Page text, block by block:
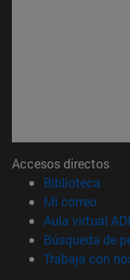
Accesos directos
Biblioteca
Mi correo(abre
Aula virtual ADI
Búsqueda de
Trabaja con